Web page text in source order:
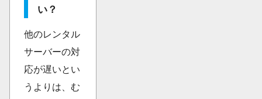
い？
他のレンタル
サーバーの対
応が遅いとい
うよりは、む